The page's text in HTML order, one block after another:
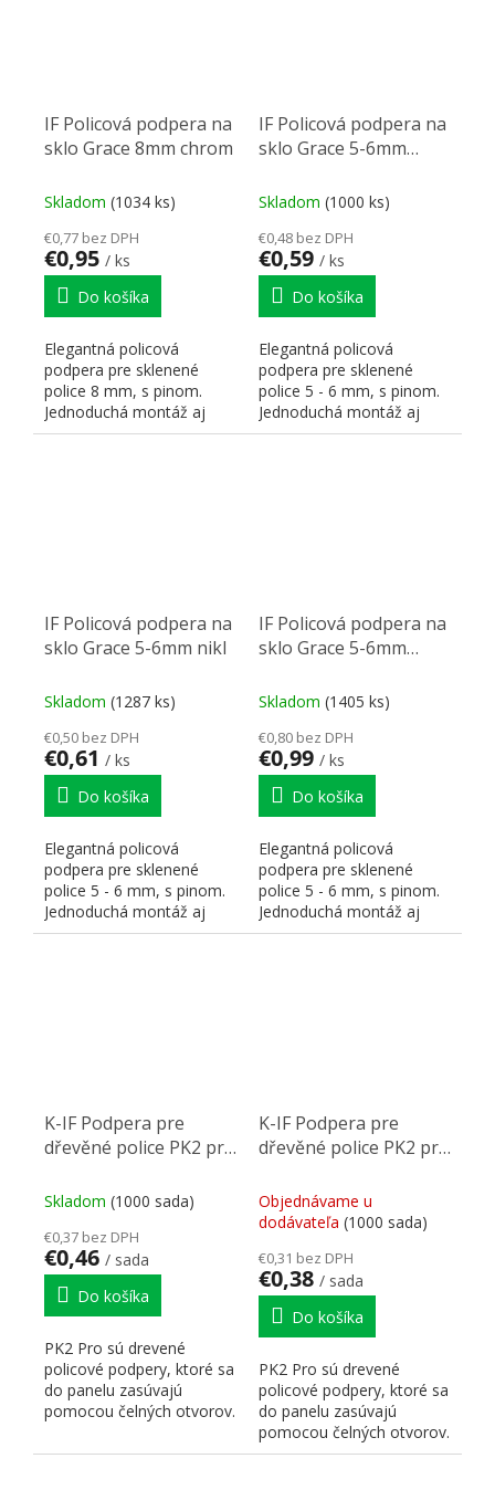
IF Policová podpera na
sklo Grace 8mm chrom
Skladom (1034 ks)
€0,77 bez DPH
€0,95 / ks
Do košíka
Elegantná policová
podpera pre sklenené
police 8 mm, s pinom.
Jednoduchá montáž aj
demontáž. Plast + nikel.
IF Policová podpera na
sklo Grace 5-6mm
Skladom (1000 ks)
€0,48 bez DPH
€0,59 / ks
Do košíka
Elegantná policová
podpera pre sklenené
police 5 - 6 mm, s pinom.
Jednoduchá montáž aj
demontáž. Plast + nikel....
IF Policová podpera na
sklo Grace 5-6mm nikl
Skladom (1287 ks)
€0,50 bez DPH
€0,61 / ks
Do košíka
Elegantná policová
podpera pre sklenené
police 5 - 6 mm, s pinom.
Jednoduchá montáž aj
demontáž. Plast + nikel....
IF Policová podpera na
sklo Grace 5-6mm
Skladom (1405 ks)
€0,80 bez DPH
€0,99 / ks
Do košíka
Elegantná policová
podpera pre sklenené
police 5 - 6 mm, s pinom.
Jednoduchá montáž aj
demontáž. Plast + nikel....
K-IF Podpera pre
dřevěné police PK2 pre
nikl/antracit
Skladom (1000 sada)
€0,37 bez DPH
€0,46 / sada
Do košíka
PK2 Pro sú drevené
policové podpery, ktoré sa
do panelu zasúvajú
pomocou čelných otvorov.
K-IF Podpera pre
dřevěné police PK2 pre
Objednávame u
dodávateľa (1000 sada)
€0,31 bez DPH
€0,38 / sada
Do košíka
PK2 Pro sú drevené
policové podpery, ktoré sa
do panelu zasúvajú
pomocou čelných otvorov.
Je ideálny pre modulárny...